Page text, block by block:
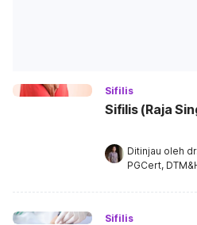
Sifilis
Sifilis (Raja
Ditinjau oleh
PGCert,
Sifilis